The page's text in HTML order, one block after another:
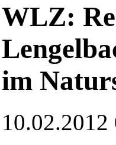
WLZ:
im
10.02.2012